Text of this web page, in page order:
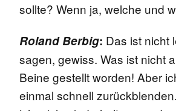
sollte? Wenn ja, welche und
Roland Berbig: Das ist nicht
sagen, gewiss. Was ist nicht
Beine gestellt worden! Aber
einmal schnell